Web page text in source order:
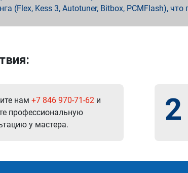
(Flex, Kess 3, Autotuner, Bitbox, PCMFlash),
нам +7 846 970-71-62 и
профессиональную
у мастера.
2